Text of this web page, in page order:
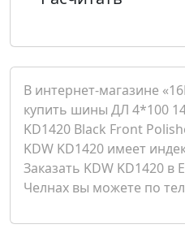
В интернет-магазине
купить шины ДЛ 4*100
KD1420 Black Front
KDW KD1420 имеет
Заказать KDW KD1420
Челнах вы можете по